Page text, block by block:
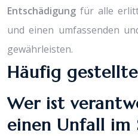
Entschädigung für alle
und einen umfassenden
gewährleisten.
Häufig
Wer ist
einen Unfall im